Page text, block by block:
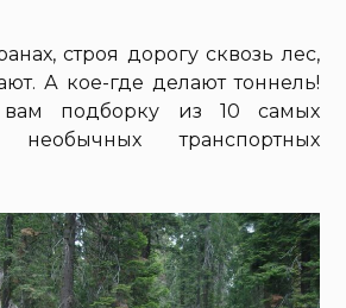
строя дорогу сквозь лес,
А кое-где делают тоннель!
вам подборку из 10 самых
транспортных